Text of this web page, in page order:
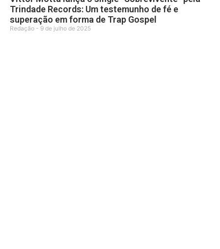
Trindade Records: Um testemunho de fé e
superação em forma de Trap Gospel
Redação 9 de julho de 2025